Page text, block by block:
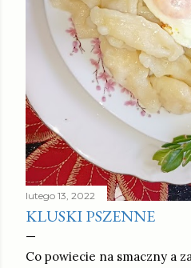
lutego 13, 2022
KLUSKI PSZENNE
Co powiecie na smaczny a